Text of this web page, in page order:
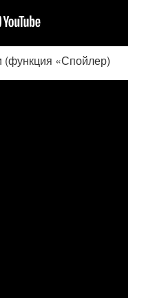
(функция «Спойлер)